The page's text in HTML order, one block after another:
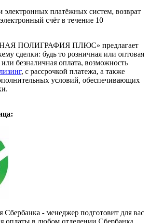
электронных платёжных систем, возврат
счёт в течение 10
ПОЛИГРАФИЯ ПЛЮС» предлагает
сделки: будь то розничная или оптовая
безналичная оплата, возможность
, с рассрочкой платежа, а также
условий, обеспечивающих
Сбербанка - менеджер подготовит для вас